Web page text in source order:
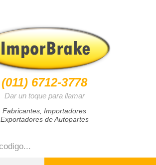
(011) 6712-3778
Dar un toque para llamar
Fabricantes, Importadores
Exportadores de Autopartes